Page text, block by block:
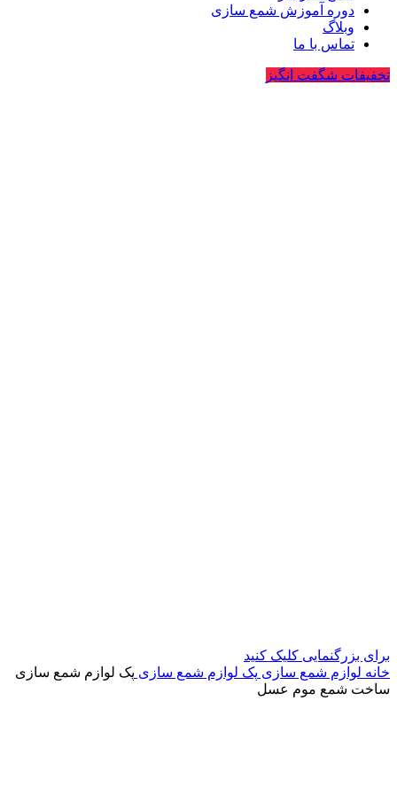
دوره آموزش شمع سازی
وبلاگ
تماس با ما
تخفیفات شگفت انگیز
برای بزرگنمایی کلیک کنید
خانه لوازم شمع سازی پک لوازم شمع سازی پک لوازم شمع سازی
ساخت شمع موم عسل